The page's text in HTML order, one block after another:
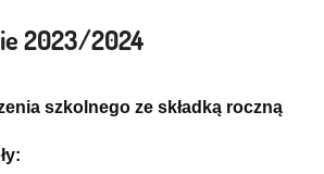
2023/2024
szkolnego ze składką roczną